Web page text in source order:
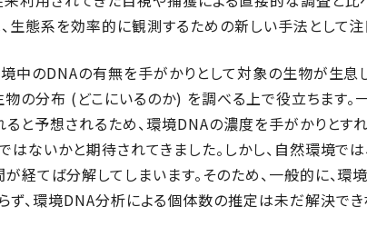
生態系を効率的に観測するための新しい手法として注
中のDNAの有無を手がかりとして対象の生物が生息
物の分布 (どこにいるのか) を調べる上で役立ちます
と予想されるため、環境DNAの濃度を手がかりとす
はないかと期待されてきました。しかし、自然環境で
が経てば分解してしまいます。そのため、一般的に、
、環境DNA分析による個体数の推定は未だ解決で